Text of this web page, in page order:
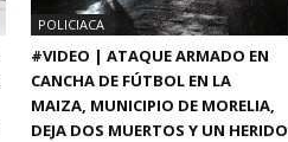
POLICIACA
#VIDEO | ATAQUE ARMADO EN
CANCHA DE FÚTBOL EN LA
MAIZA, MUNICIPIO DE MORELIA,
DEJA DOS MUERTOS Y UN HERIDO